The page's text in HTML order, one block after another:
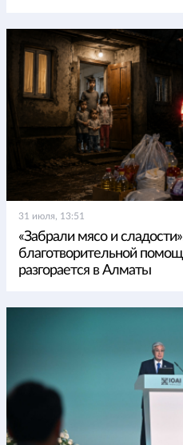
31 июля, 13:51
«Забрали мясо и
благотворительной
разгорается в Алматы